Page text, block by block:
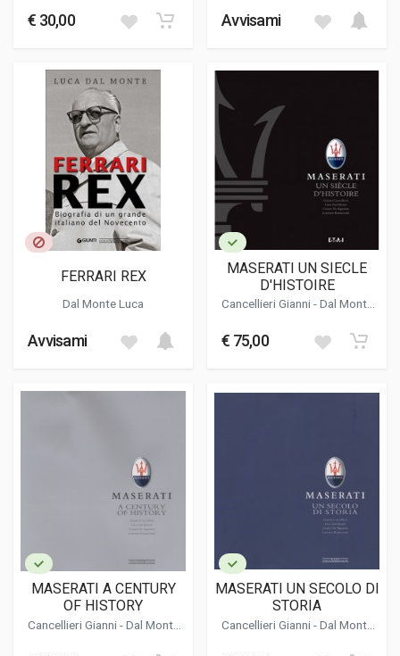
€ 30,00 Avvisami
FERRARI REX
Dal Monte Luca
Avvisami
MASERATI UN SIECLE
D'HISTOIRE
Cancellieri Gianni-Dal Monte
Ramaciotti Lorenzo
€ 75,00
MASERATI A CENTURY
OF HISTORY
Cancellieri Gianni-Dal Monte
Ramaciotti Lorenzo
MASERATI UN SECOLO DI
STORIA
Cancellieri Gianni-Dal Monte
Ramaciotti Lorenzo